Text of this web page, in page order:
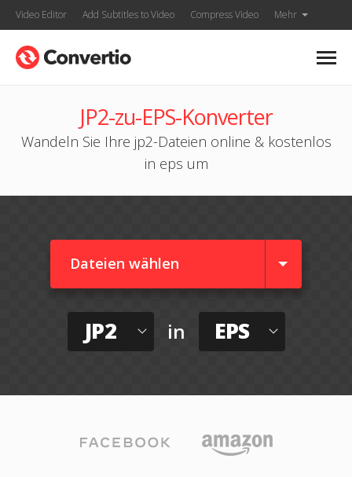
Video Editor Add Subtitles to Video Compress Video Mehr
JP2-zu-EPS-Konverter
Wandeln Sie Ihre jp2-Dateien online & kostenlos
in eps um
Dateien wählen
JP2 in EPS